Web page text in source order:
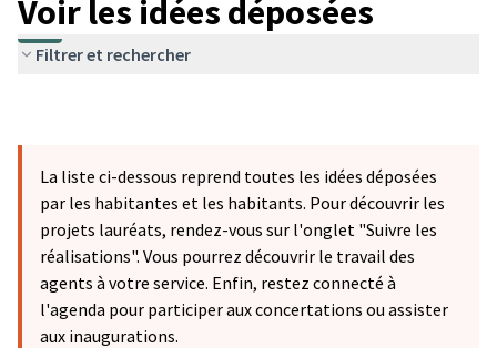
Voir les idées déposées
Filtrer et rechercher
La liste ci-dessous reprend toutes les idées déposées
par les habitantes et les habitants. Pour découvrir les
projets lauréats, rendez-vous sur l'onglet "Suivre les
réalisations". Vous pourrez découvrir le travail des
agents à votre service. Enfin, restez connecté à
l'agenda pour participer aux concertations ou assister
aux inaugurations.